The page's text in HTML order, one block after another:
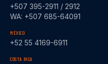
+507 395-2911 / 2912
WA: +507 685-64091
MÉXICO
+52 55 4169-6911
COSTA RICA